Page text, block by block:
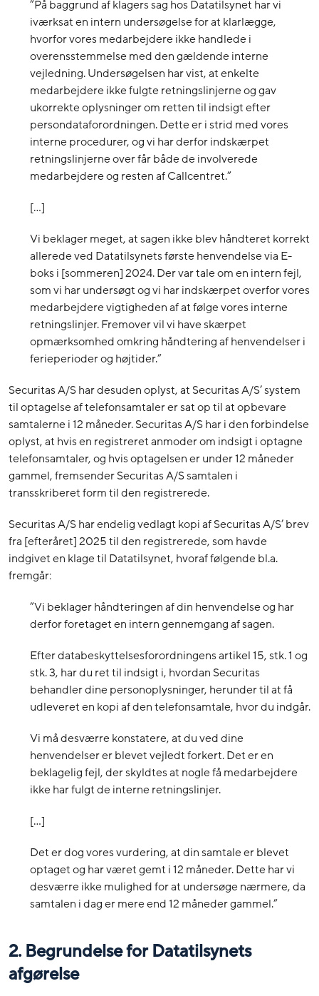
”På baggrund af klagers sag hos Datatilsynet har vi
iværksat en intern undersøgelse for at klarlægge,
hvorfor vores medarbejdere ikke handlede i
overensstemmelse med den gældende interne
vejledning. Undersøgelsen har vist, at enkelte
medarbejdere ikke fulgte retningslinjerne og gav
ukorrekte oplysninger om retten til indsigt efter
persondataforordningen. Dette er i strid med vores
interne procedurer, og vi har derfor indskærpet
retningslinjerne over får både de involverede
medarbejdere og resten af Callcentret.”
[…]
Vi beklager meget, at sagen ikke blev håndteret korrekt
allerede ved Datatilsynets første henvendelse via E-
boks i [sommeren] 2024. Der var tale om en intern fejl,
som vi har undersøgt og vi har indskærpet overfor vores
medarbejdere vigtigheden af at følge vores interne
retningslinjer. Fremover vil vi have skærpet
opmærksomhed omkring håndtering af henvendelser i
ferieperioder og højtider.”
Securitas A/S har desuden oplyst, at Securitas A/S’ system
til optagelse af telefonsamtaler er sat op til at opbevare
samtalerne i 12 måneder. Securitas A/S har i den forbindelse
oplyst, at hvis en registreret anmoder om indsigt i optagne
telefonsamtaler, og hvis optagelsen er under 12 måneder
gammel, fremsender Securitas A/S samtalen i
transskriberet form til den registrerede.
Securitas A/S har endelig vedlagt kopi af Securitas A/S’ brev
fra [efteråret] 2025 til den registrerede, som havde
indgivet en klage til Datatilsynet, hvoraf følgende bl.a.
fremgår:
”Vi beklager håndteringen af din henvendelse og har
derfor foretaget en intern gennemgang af sagen.
Efter databeskyttelsesforordningens artikel 15, stk. 1 og
stk. 3, har du ret til indsigt i, hvordan Securitas
behandler dine personoplysninger, herunder til at få
udleveret en kopi af den telefonsamtale, hvor du indgår.
Vi må desværre konstatere, at du ved dine
henvendelser er blevet vejledt forkert. Det er en
beklagelig fejl, der skyldtes at nogle få medarbejdere
ikke har fulgt de interne retningslinjer.
[…]
Det er dog vores vurdering, at din samtale er blevet
optaget og har været gemt i 12 måneder. Dette har vi
desværre ikke mulighed for at undersøge nærmere, da
samtalen i dag er mere end 12 måneder gammel.”
2. Begrundelse for Datatilsynets
afgørelse